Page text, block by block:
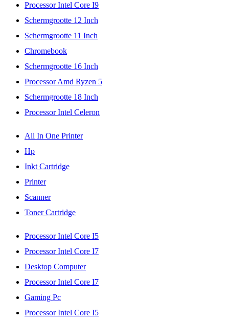
Processor Intel Core I9
Schermgrootte 12 Inch
Schermgrootte 11 Inch
Chromebook
Schermgrootte 16 Inch
Processor Amd Ryzen 5
Schermgrootte 18 Inch
Processor Intel Celeron
All In One Printer
Hp
Inkt Cartridge
Printer
Scanner
Toner Cartridge
Processor Intel Core I5
Processor Intel Core I7
Desktop Computer
Processor Intel Core I7
Gaming Pc
Processor Intel Core I5